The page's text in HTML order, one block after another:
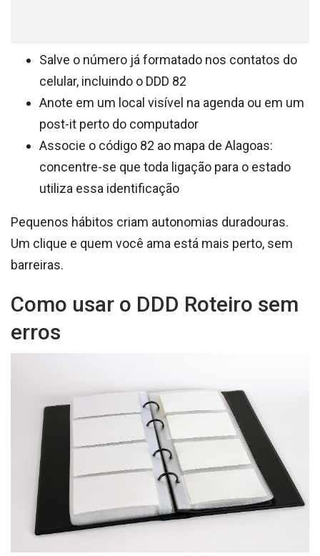
Salve o número já formatado nos contatos do
celular, incluindo o DDD 82
Anote em um local visível na agenda ou em um
post-it perto do computador
Associe o código 82 ao mapa de Alagoas:
concentre-se que toda ligação para o estado
utiliza essa identificação
Pequenos hábitos criam autonomias duradouras.
Um clique e quem você ama está mais perto, sem
barreiras.
Como usar o DDD Roteiro sem
erros